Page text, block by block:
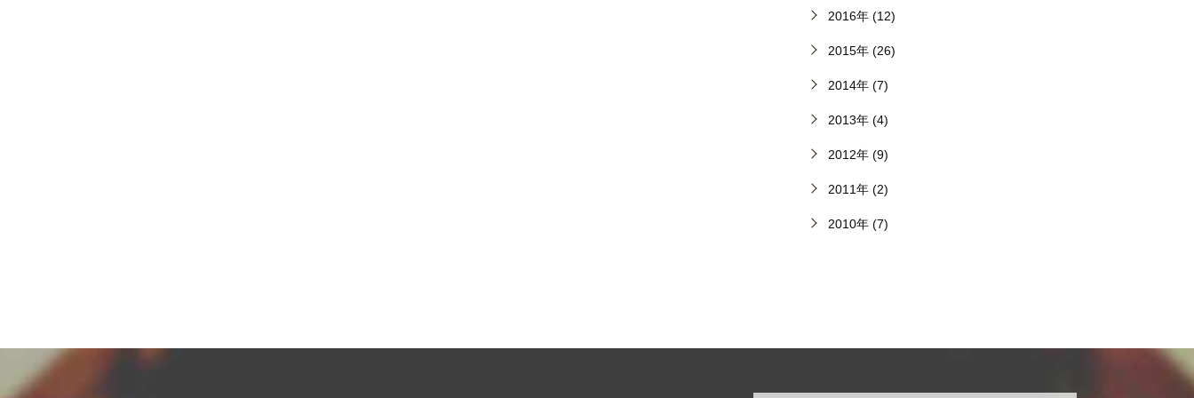
2016年 (12)
2015年 (26)
2014年 (7)
2013年 (4)
2012年 (9)
2011年 (2)
2010年 (7)